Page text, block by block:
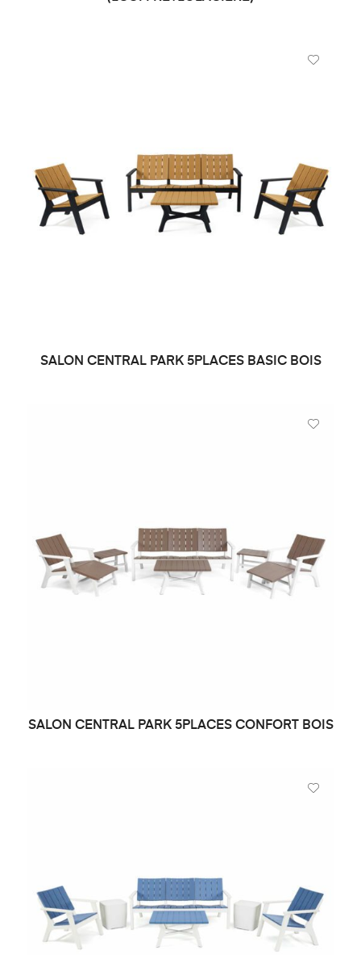
SALON CENTRAL PARK 5PLACES BASIC BOIS
SALON CENTRAL PARK 5PLACES CONFORT BOIS